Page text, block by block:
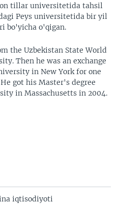
tillar universitetida tahsil
Peys universitetida bir yil
bo'yicha o'qigan.
the Uzbekistan State World
Then he was an exchange
in New York for one
got his Master's degree
in Massachusetts in 2004.
iqtisodiyoti